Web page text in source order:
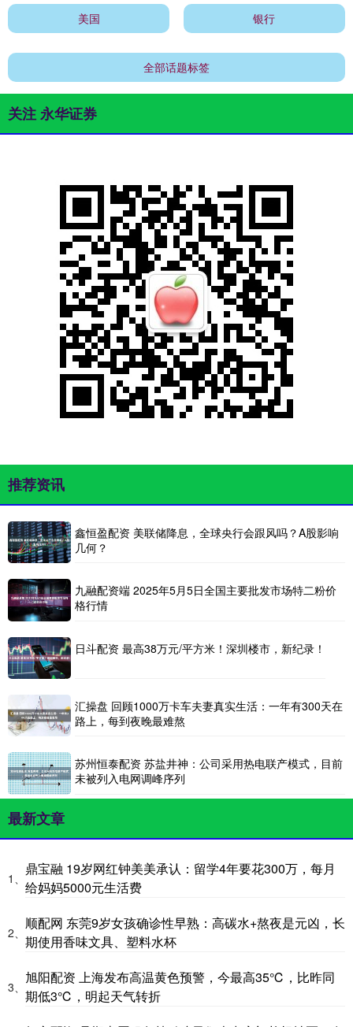
美国 银行
全部话题标签
关注 永华证券
推荐资讯
鑫恒盈配资 美联储降息，全球央行会跟风吗？A股影响
几何？
九融配资端 2025年5月5日全国主要批发市场特二粉价
格行情
日斗配资 最高38万元/平方米！深圳楼市，新纪录！
汇操盘 回顾1000万卡车夫妻真实生活：一年有300天在
路上，每到夜晚最难熬
苏州恒泰配资 苏盐井神：公司采用热电联产模式，目前
未被列入电网调峰序列
最新文章
1、
鼎宝融 19岁网红钟美美承认：留学4年要花300万，每月
给妈妈5000元生活费
2、
顺配网 东莞9岁女孩确诊性早熟：高碳水+熬夜是元凶，长
期使用香味文具、塑料水杯
3、
旭阳配资 上海发布高温黄色预警，今最高35℃，比昨同
期低3℃，明起天气转折